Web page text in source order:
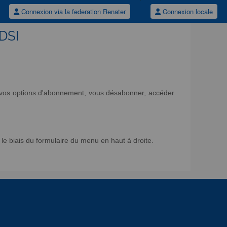
Connexion via la federation Renater Connexion locale
options d'abonnement, vous désabonner, accéder
biais du formulaire du menu en haut à droite.